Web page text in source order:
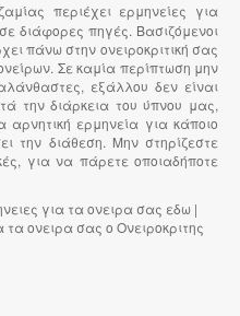
περιέχει ερμηνείες για
διάφορες πηγές. Βασιζόμενοι
πάνω στην ονειροκριτική σας
Σε καμία περίπτωση μην
εξάλλου δεν είναι
την διάρκεια του ύπνου μας,
ερμηνεία για κάποιο
την διάθεση. Μην στηρίζεστε
για να πάρετε οποιαδήποτε
για τα ονειρα σας εδω |
τα ονειρα σας ο Ονειροκριτης